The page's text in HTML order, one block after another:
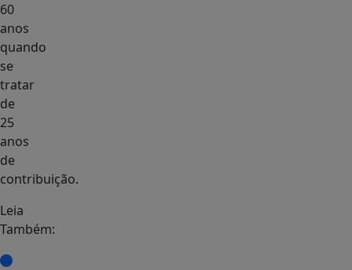
60
anos
quando
se
tratar
de
25
anos
de
contribuição.
Leia
Também: